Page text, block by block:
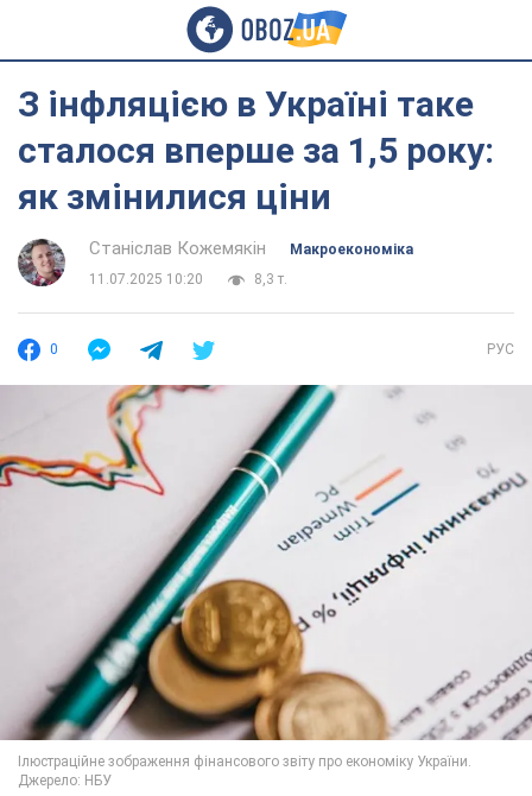
З інфляцією в Україні таке
сталося вперше за 1,5 року:
як змінилися ціни
Станіслав Кожемякін
Mакроекономіка
11.07.2025 10:20
8,3 т.
0 РУС